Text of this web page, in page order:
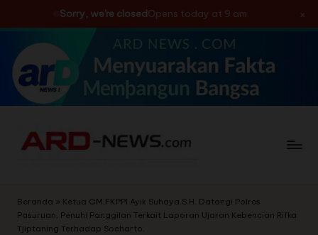
Sorry, we're closedOpens today at 9 am ×
Skip
content
Beranda » Ketua GM.FKPPI Ayik Suhaya.S.H. Datangi Polres
Pasuruan, Penuhi Panggilan Terkait Laporan Ujaran Kebencian Rifka
Tjiptaning Terhadap Soeharto.